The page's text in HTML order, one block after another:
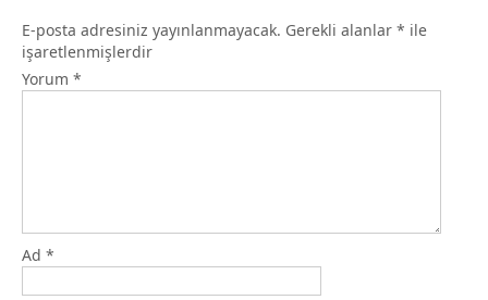
E-posta adresiniz yayınlanmayacak. Gerekli alanlar * ile
işaretlenmişlerdir
Yorum *
Ad *